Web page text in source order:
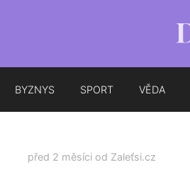
BYZNYS SPORT VĚDA
před 2 měsíci od Zaleťsi.cz